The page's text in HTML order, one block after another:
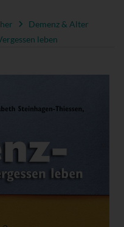
Demenz & Alter
leben